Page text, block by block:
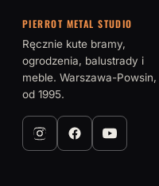
PIERROT METAL STUDIO
Ręcznie kute bramy,
ogrodzenia, balustrady i
meble. Warszawa-Powsin,
od 1995.